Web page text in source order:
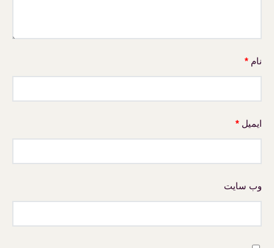
نام *
ایمیل *
وب‌ سایت